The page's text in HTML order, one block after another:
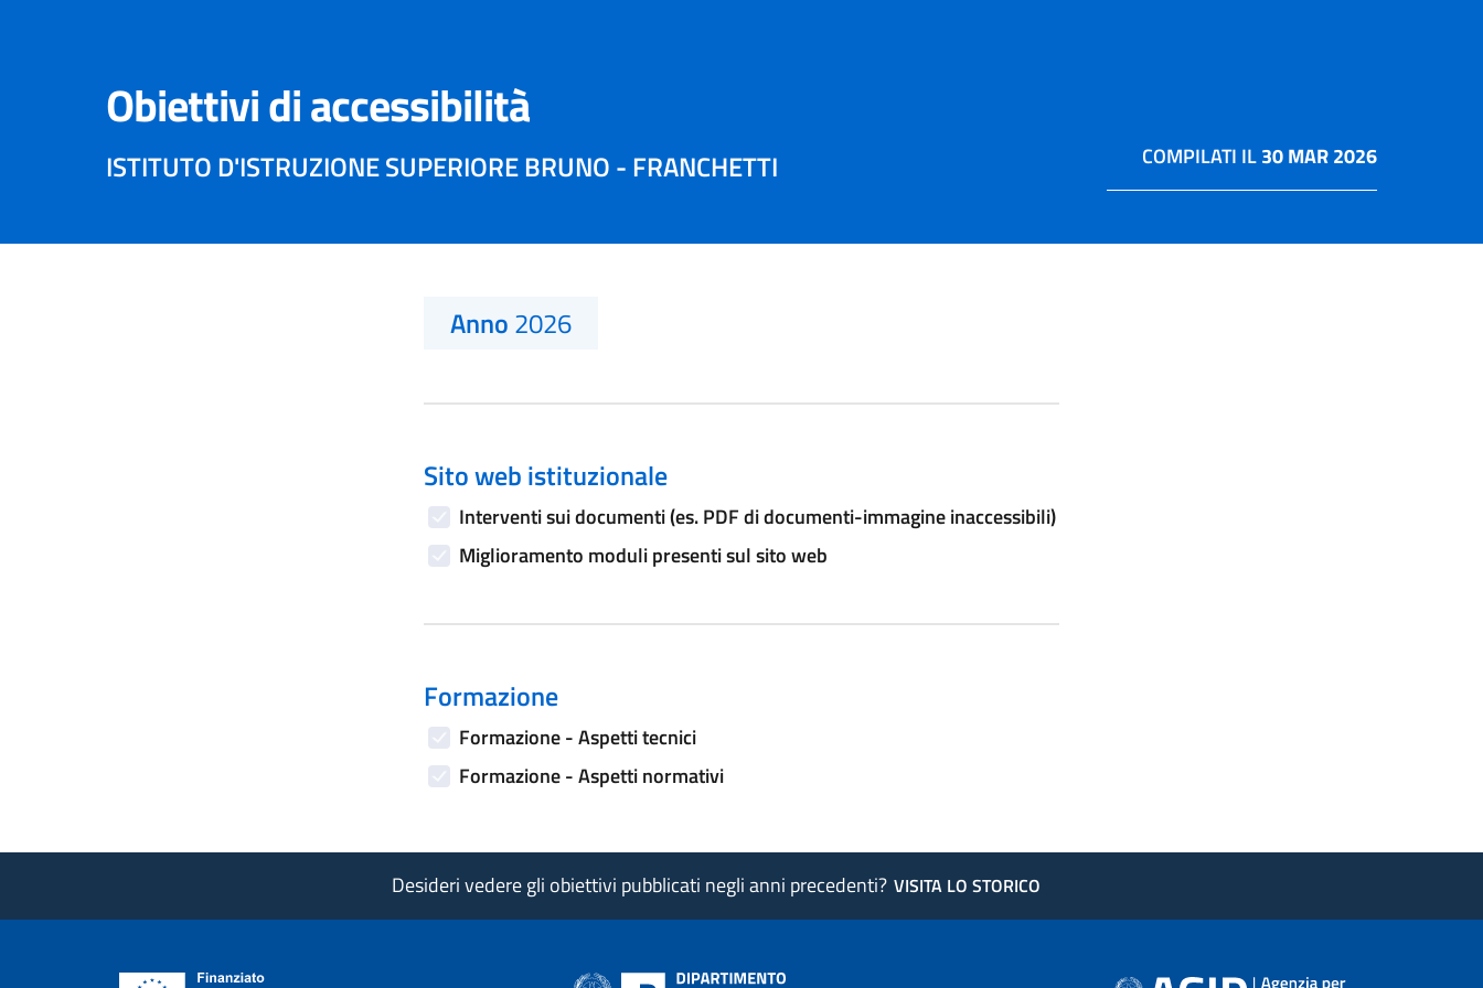
Obiettivi di accessibilità
ISTITUTO D'ISTRUZIONE SUPERIORE BRUNO - FRANCHETTI COMPILATI IL30 MAR 2026
Anno2026
Sito web istituzionale
Interventi sui documenti (es. PDF di documenti-immagine inaccessibili)
Miglioramento moduli presenti sul sito web
Formazione
Formazione - Aspetti tecnici
Formazione - Aspetti normativi
Desideri vedere gli obiettivi pubblicati negli anni precedenti? VISITA LO STORICO